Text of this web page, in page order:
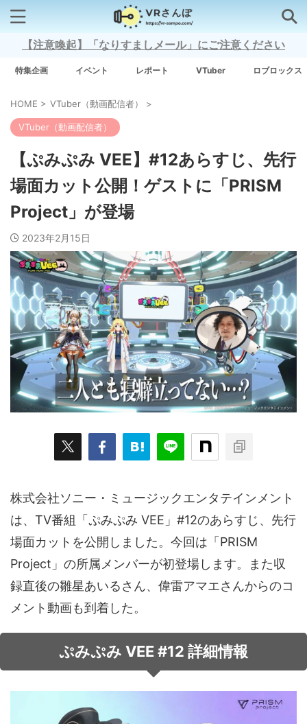
検索はコチラから
Grow A Garden（庭を成長させる）
タグ一覧
ARKit BitStar（ぶいらいぶ） CG(2D/3D) esports
Fortnite HMD HoloModels Music NEWS
PR/提供 Roblox Steam TGS VRChat
にじさんじ アウトドア アニメ アプリ
キャンペーン クラウドファンディング
ソーシャルVR デジモノ バーチャルYouTuber
パノラマ ボカロ メタバース レポート
海外 演劇・舞台 特集企画
音声（ボイス）
【注意喚起】「なりすましメール」にご注意ください
特集企画 イベント レポート VTuber ロブロックス
HOME > VTuber（動画配信者） >
VTuber（動画配信者）
【ぷみぷみ VEE】#12あらすじ、先行
場面カット公開！ゲストに「PRISM
Project」が登場
2023年2月15日
株式会社ソニー・ミュージックエンタテインメント
は、TV番組「ぷみぷみ VEE」#12のあらすじ、先行
場面カットを公開しました。今回は「PRISM
Project」の所属メンバーが初登場します。また収
録直後の雛星あいるさん、偉雷アマエさんからのコ
メント動画も到着した。
ぷみぷみ VEE #12 詳細情報